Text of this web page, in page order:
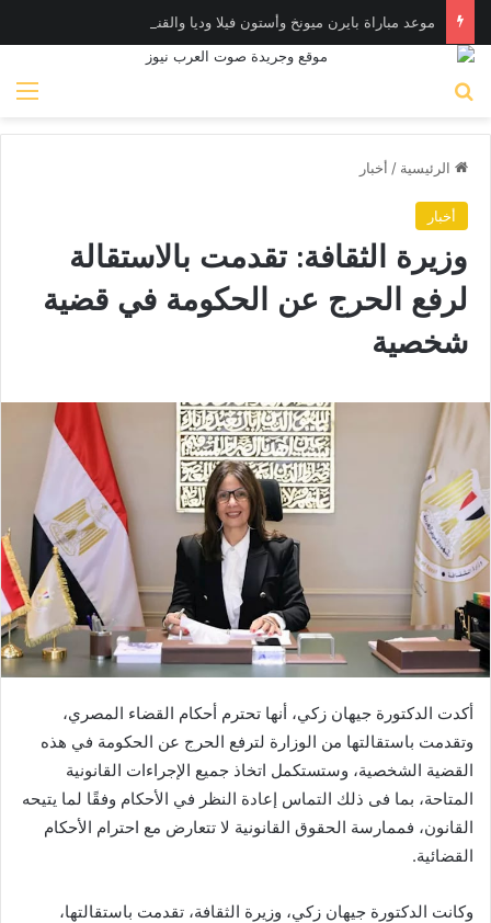
موعد مباراة بايرن ميونخ وأستون فيلا وديا والقنوات الناقلة
الرئيسية / أخبار
أخبار
وزيرة الثقافة: تقدمت بالاستقالة
لرفع الحرج عن الحكومة في قضية
شخصية
أكدت الدكتورة جيهان زكي، أنها تحترم أحكام القضاء المصري،
وتقدمت باستقالتها من الوزارة لترفع الحرج عن الحكومة في هذه
القضية الشخصية، وستستكمل اتخاذ جميع الإجراءات القانونية
المتاحة، بما فى ذلك التماس إعادة النظر في الأحكام وفقًا لما يتيحه
القانون، فممارسة الحقوق القانونية لا تتعارض مع احترام الأحكام
القضائية.
وكانت الدكتورة جيهان زكي، وزيرة الثقافة، تقدمت باستقالتها،